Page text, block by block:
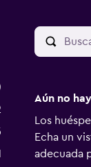
Aún no
Los
Echa un
adecuada